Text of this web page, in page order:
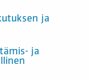
ja
ja